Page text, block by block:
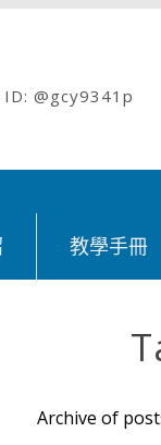
ID: @gcy9341p
教學手冊
Archive of